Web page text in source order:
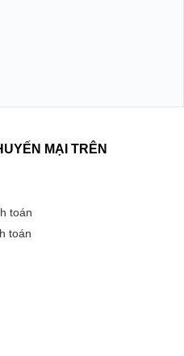
MẠI TRÊN
toán
toán